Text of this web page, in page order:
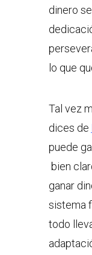
dinero
lo que
Tal vez
dices de
puede
bien
ganar
sistema
todo